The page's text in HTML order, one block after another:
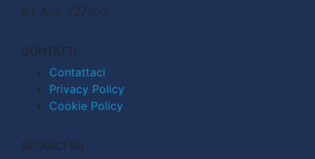
R.E.A. n. 727803
CONTATTI
Contattaci
Privacy Policy
Cookie Policy
SEGUICI SU